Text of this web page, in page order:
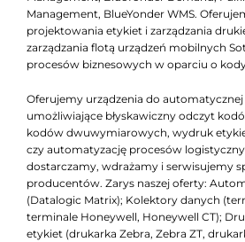
Management, BlueYonder WMS.
projektowania etykiet i zarządzania
zarządzania flotą urządzeń mobilnych
procesów biznesowych w oparciu o
Oferujemy urządzenia do
umożliwiające błyskawiczny odczyt
kodów dwuwymiarowych, wydruk
czy automatyzację procesów
dostarczamy, wdrażamy i serwisujemy
producentów. Zarys naszej oferty:
(Datalogic Matrix); Kolektory danych
terminale Honeywell, Honeywell CT);
etykiet (drukarka Zebra, Zebra ZT,